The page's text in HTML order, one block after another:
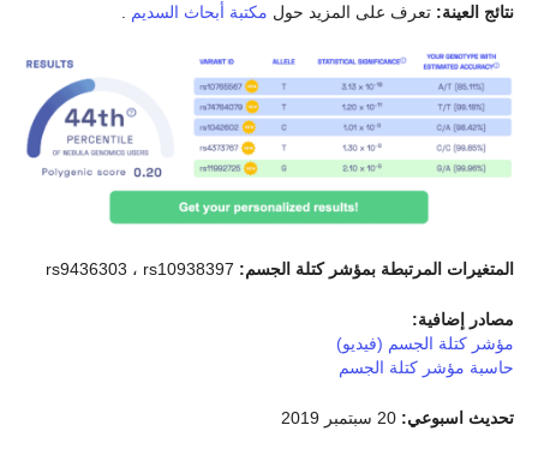
نتائج العينة: تعرف على المزيد حول مكتبة أبحاث السديم
المتغيرات المرتبطة بمؤشر كتلة الجسم:
مصادر إضافية:
مؤشر كتلة الجسم (فيديو)
حاسبة مؤشر كتلة الجسم
تحديث اسبوعي: